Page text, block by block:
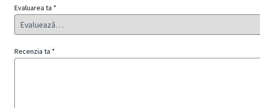
Evaluarea ta *
Recenzia ta *